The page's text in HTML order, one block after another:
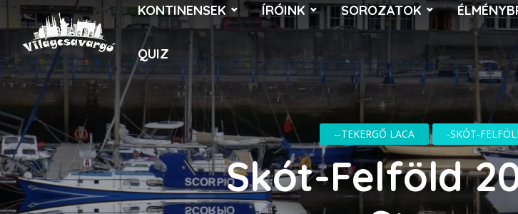
KONTINENSEK ÍRÓINK SOROZATOK
QUIZ
--TEKERGŐ LACA -SKÓT-
Skót-Felföld